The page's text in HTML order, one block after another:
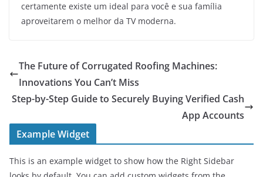
certamente existe um ideal para você e sua família
aproveitarem o melhor da TV moderna.
The Future of Corrugated Roofing Machines:
Innovations You Can’t Miss
Step-by-Step Guide to Securely Buying Verified Cash
App Accounts
Example Widget
This is an example widget to show how the Right Sidebar